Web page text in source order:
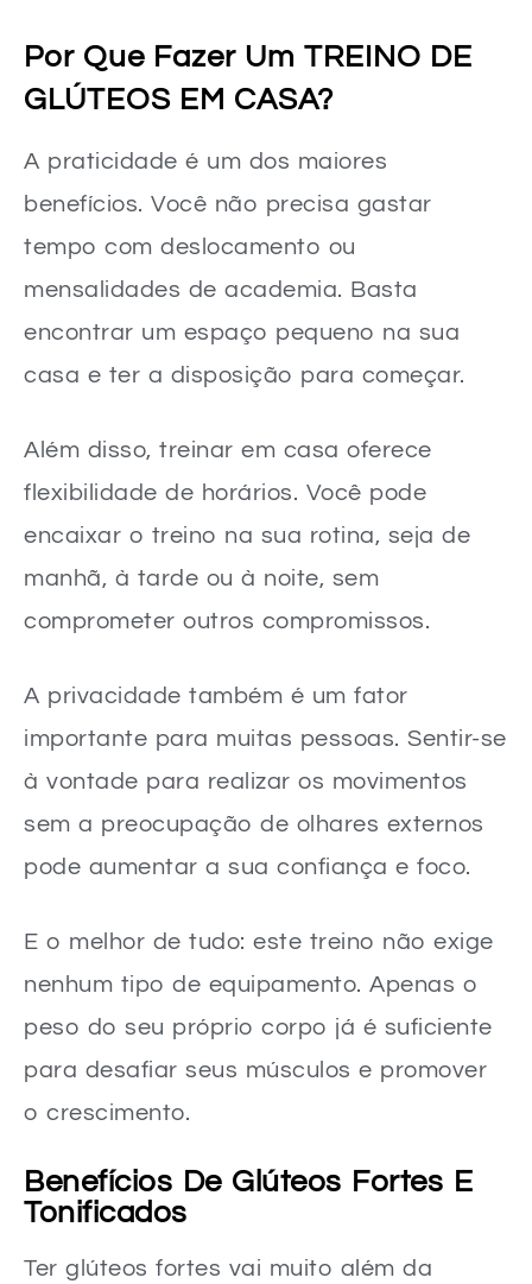
Por Que Fazer Um TREINO DE
GLÚTEOS EM CASA?
A praticidade é um dos maiores
benefícios. Você não precisa gastar
tempo com deslocamento ou
mensalidades de academia. Basta
encontrar um espaço pequeno na sua
casa e ter a disposição para começar.
Além disso, treinar em casa oferece
flexibilidade de horários. Você pode
encaixar o treino na sua rotina, seja de
manhã, à tarde ou à noite, sem
comprometer outros compromissos.
A privacidade também é um fator
importante para muitas pessoas. Sentir-se
à vontade para realizar os movimentos
sem a preocupação de olhares externos
pode aumentar a sua confiança e foco.
E o melhor de tudo: este treino não exige
nenhum tipo de equipamento. Apenas o
peso do seu próprio corpo já é suficiente
para desafiar seus músculos e promover
o crescimento.
Benefícios De Glúteos Fortes E
Tonificados
Ter glúteos fortes vai muito além da